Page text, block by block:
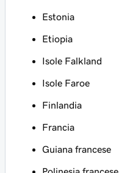
Estonia
Etiopia
Isole Falkland
Isole Faroe
Finlandia
Francia
Guiana francese